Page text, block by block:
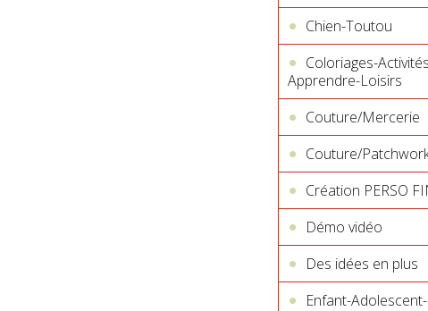
Chien-Toutou
Coloriages-
Apprendre-Loisirs
Couture/Mercerie
Couture/
Création PERSO
Démo vidéo
Des idées en plus
Enfant-